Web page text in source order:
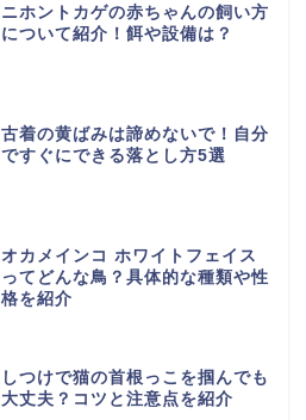
ニホントカゲの赤ちゃんの飼い方
について紹介！餌や設備は？
古着の黄ばみは諦めないで！自分
ですぐにできる落とし方5選
オカメインコ ホワイトフェイス
ってどんな鳥？具体的な種類や性
格を紹介
しつけで猫の首根っこを掴んでも
大丈夫？コツと注意点を紹介